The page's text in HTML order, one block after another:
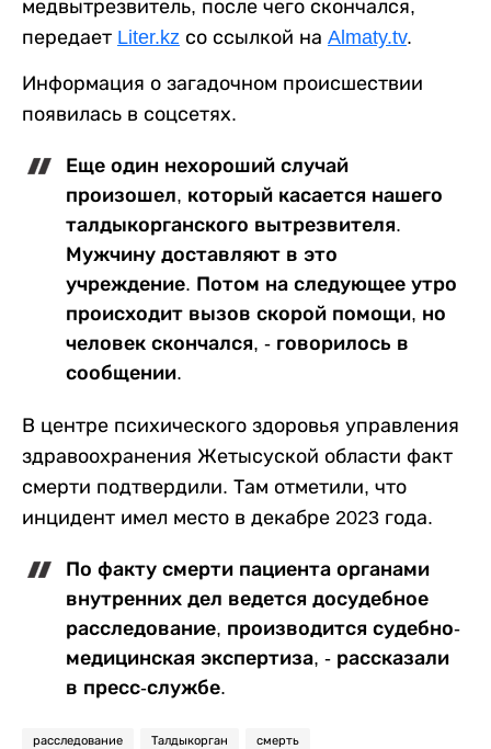
медвытрезвитель, после чего скончался,
передает Liter.kz со ссылкой на Almaty.tv.
Информация о загадочном происшествии
появилась в соцсетях.
Еще один нехороший случай
произошел, который касается нашего
талдыкорганского вытрезвителя.
Мужчину доставляют в это
учреждение. Потом на следующее утро
происходит вызов скорой помощи, но
человек скончался, - говорилось в
сообщении.
В центре психического здоровья управления
здравоохранения Жетысуской области факт
смерти подтвердили. Там отметили, что
инцидент имел место в декабре 2023 года.
По факту смерти пациента органами
внутренних дел ведется досудебное
расследование, производится судебно-
медицинская экспертиза, - рассказали
в пресс-службе.
расследование Талдыкорган смерть